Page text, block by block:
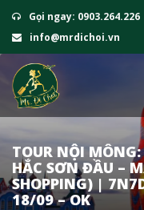
Gọi ngay: 0903.264.226
info@mrdichoi.vn
TOUR NỘI
HẮC SƠN ĐẦU –
SHOPPING) |
18/09 – OK